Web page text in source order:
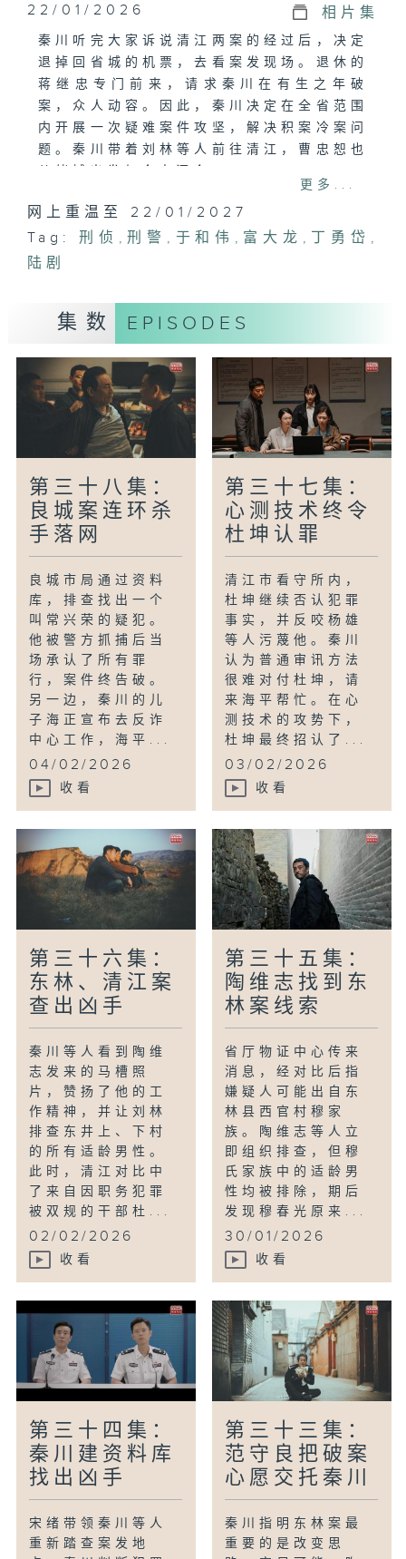
22/01/2026 相片集
秦川听完大家诉说清江两案的经过后，决定
退掉回省城的机票，去看案发现场。退休的
蒋继忠专门前来，请求秦川在有生之年破
案，众人动容。因此，秦川决定在全省范围
内开展一次疑难案件攻坚，解决积案冷案问
题。秦川带着刘林等人前往清江，曹忠恕也
更多...
网上重温至 22/01/2027
Tag:
刑侦 , 刑警 , 于和伟 , 富大龙 , 丁勇岱 ,
陆剧
集数 EPISODES
第三十八集：
良城案连环杀
手落网
良城市局通过资料
库，排查找出一个
叫常兴荣的疑犯。
他被警方抓捕后当
场承认了所有罪
行，案件终告破。
另一边，秦川的儿
子海正宣布去反诈
中心工作，海平...
04/02/2026
收看
第三十七集：
心测技术终令
杜坤认罪
清江市看守所内，
杜坤继续否认犯罪
事实，并反咬杨雄
等人污蔑他。秦川
认为普通审讯方法
很难对付杜坤，请
来海平帮忙。在心
测技术的攻势下，
杜坤最终招认了...
03/02/2026
收看
第三十六集：
东林、清江案
查出凶手
秦川等人看到陶维
志发来的马槽照
片，赞扬了他的工
作精神，并让刘林
排查东井上、下村
的所有适龄男性。
此时，清江对比中
了来自因职务犯罪
被双规的干部杜...
02/02/2026
收看
第三十五集：
陶维志找到东
林案线索
省厅物证中心传来
消息，经对比后指
嫌疑人可能出自东
林县西官村穆家
族。陶维志等人立
即组织排查，但穆
氏家族中的适龄男
性均被排除，期后
发现穆春光原来...
30/01/2026
收看
第三十四集：
秦川建资料库
找出凶手
宋绪带领秦川等人
重新踏查案发地
第三十三集：
范守良把破案
心愿交托秦川
秦川指明东林案最
重要的是改变思